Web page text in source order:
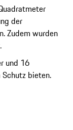
der
Zudem wurden
und 16
bieten.